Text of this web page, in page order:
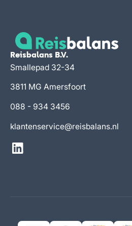
Reisbalans B.V.
Smallepad 32-34
088 - 934 3456
3811 MG Amersfoort
klantenservice@reisbalans.nl